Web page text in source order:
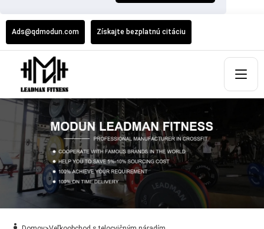
Ads@qdmodun.com Získajte bezplatnú citáciu